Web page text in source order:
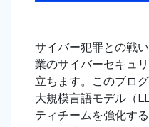
サイバー犯罪との戦
業のサイバーセキュ
立ちます。このブロ
大規模言語モデル（
ティチームを強化す